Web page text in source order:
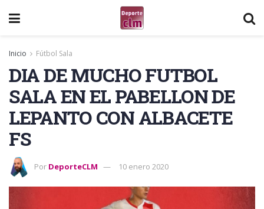
Inicio Fútbol Sala
DIA DE MUCHO FUTBOL
SALA EN EL PABELLON DE
LEPANTO CON ALBACETE
FS
Por DeporteCLM 10 enero 2020